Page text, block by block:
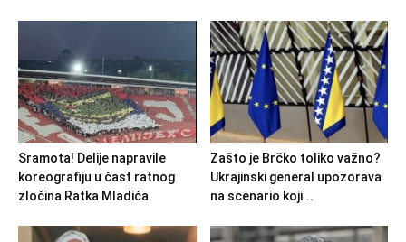
Sramota! Delije napravile
koreografiju u čast ratnog
zločina Ratka Mladića
Zašto je Brčko toliko važno?
Ukrajinski general upozorava
na scenario koji...